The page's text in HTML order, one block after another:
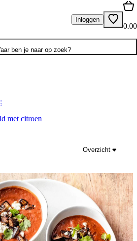
Inloggen
0.00
ben je naar op zoek?
met citroen
Overzicht